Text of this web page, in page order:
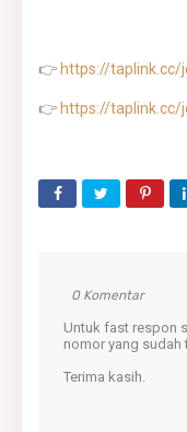
👉 https://taplink.cc/
👉 https://taplink.cc/
0 Komentar
Untuk fast respon
nomor yang sudah
Terima kasih.